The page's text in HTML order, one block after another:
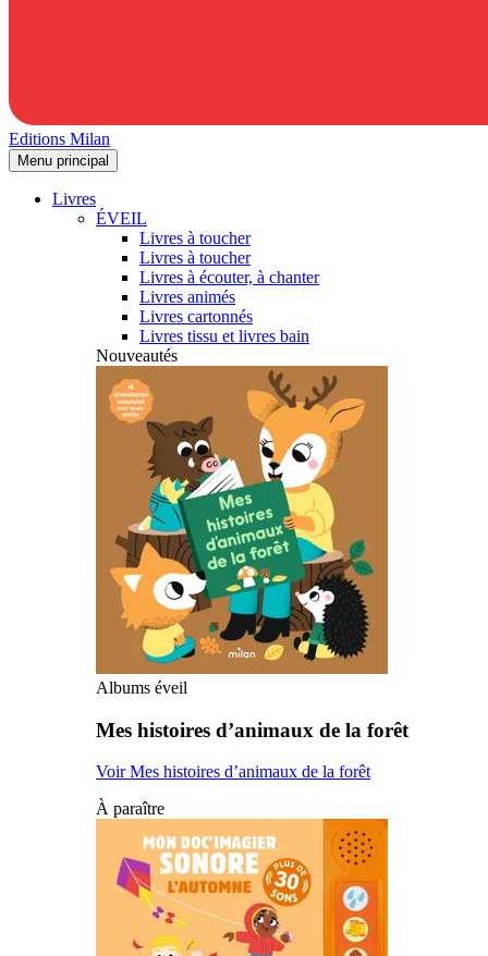
Editions Milan
Menu principal
Livres
ÉVEIL
Livres à toucher
Livres à toucher
Livres à écouter, à chanter
Livres animés
Livres cartonnés
Livres tissu et livres bain
Nouveautés
Albums éveil
Mes histoires d’animaux de la forêt
Voir Mes histoires d’animaux de la forêt
À paraître